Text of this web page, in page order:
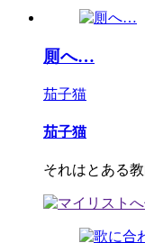
厠へ…
茄子猫
茄子猫
それはとある